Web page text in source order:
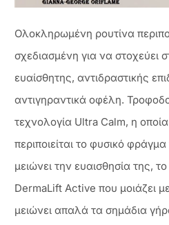
Ολοκληρωμένη ρουτίνα
σχεδιασμένη για να στοχεύει
ευαίσθητης, αντιδραστικής
αντιγηραντικά οφέλη.
τεχνολογία Ultra Calm, η οποία
περιποιείται το φυσικό
μειώνει την ευαισθησία της,
DermaLift Active που μοιάζει
μειώνει απαλά τα σημάδια